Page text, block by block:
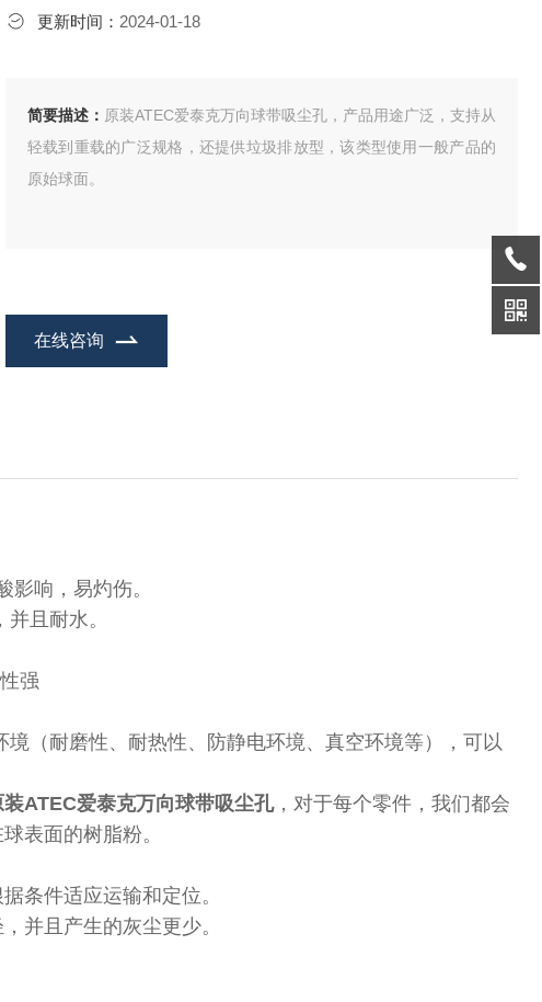
更新时间： 2024-01-18
简要描述： 原装ATEC爱泰克万向球带吸尘孔，产品用途广泛，支持从
轻载到重载的广泛规格，还提供垃圾排放型，该类型使用一般产品的
原始球面。
在线咨询
响，易灼伤。
且耐水。
强
（耐磨性、耐热性、防静电环境、真空环境等），可以
装ATEC爱泰克万向球带吸尘孔，对于每个零件，我们都会
表面的树脂粉。
条件适应运输和定位。
并且产生的灰尘更少。